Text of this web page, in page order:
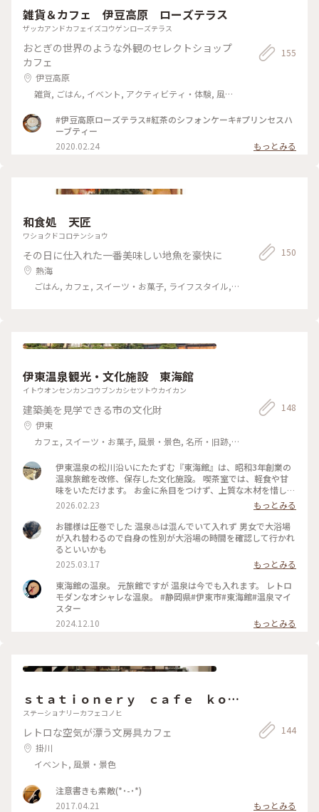
あんパン〜きっと全部 美味しいんだろうな、、 #伊豆下田#平
井製菓#ハリスさんの牛乳あんパン#また食べたい#かわいい袋
雑貨＆カフェ 伊豆高原 ローズテラス
ザッカアンドカフェイズコウゲンローズテラス
おとぎの世界のような外観のセレクトショップ
カフェ
伊豆高原
雑貨, ごはん, イベント, アクティビティ・体験, 風
155
#伊豆高原ローズテラス#紅茶のシフォンケーキ#プリンセスハ
ーブティー
2020.02.24
もっとみる
和食処 天匠
ワショクドコロテンショウ
その日に仕入れた一番美味しい地魚を豪快に
熱海
ごはん, カフェ, スイーツ・お菓子, ライフスタイル,
150
伊東温泉観光・文化施設 東海館
イトウオンセンカンコウブンカシセツトウカイカン
建築美を見学できる市の文化財
伊東
カフェ, スイーツ・お菓子, 風景・景色, 名所・旧跡,
148
伊東温泉の松川沿いにたたずむ『東海館』は、昭和3年創業の
温泉旅館を改修、保存した文化施設。 喫茶室では、軽食や甘
味をいただけます。 お金に糸目をつけず、上質な木材を惜しみ
なく使ったこだわりの3階建ての木造旅館。 かつては、温泉だ
けでなく宴会や映画も楽しめる一大娯楽施設で、 広間では芸
者が踊り、娯楽室では映画上映が行われていたそうです。 ♨︎
土日祝日は懐かしい装飾タイルの大浴場で日帰り入浴も可。 #
静岡#伊東市#伊東温泉#静岡の近代建築#レトロ#東海館#有形
2026.02.23
もっとみる
お雛様は圧巻でした 温泉♨️は混んでいて入れず 男女で大浴場
が入れ替わるので自身の性別が大浴場の時間を確認して行かれ
るといいかも
2025.03.17
もっとみる
東海館の温泉。 元旅館ですが 温泉は今でも入れます。 レトロ
モダンなオシャレな温泉。 #静岡県#伊東市#東海館#温泉マイ
スター
2024.12.10
もっとみる
ｓｔａｔｉｏｎｅｒｙ ｃａｆｅ ｋｏｎ
ｏｈｉ
ステーショナリーカフェコノヒ
レトロな空気が漂う文房具カフェ
掛川
イベント, 風景・景色
144
注意書きも素敵(*˙-˙*)
2017.04.21
もっとみる